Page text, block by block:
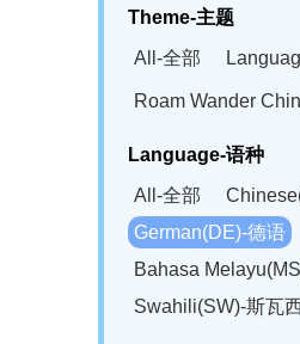
Theme-主题
All-全部
Roam Wander
Language-语种
All-全部
German(DE)-德语
Bahasa
Swahili(SW)-斯瓦